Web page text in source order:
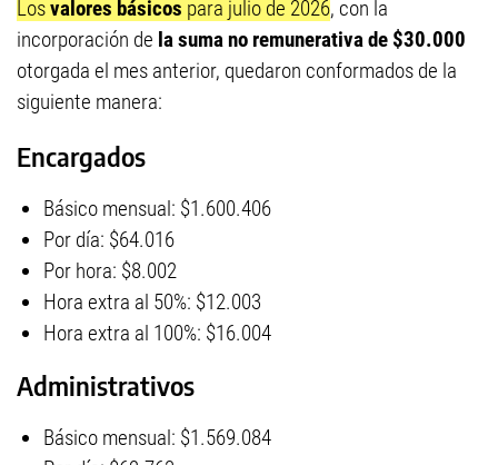
Losvalores básicos para julio de 2026, con la
incorporación de la suma no remunerativa de $30.000
otorgada el mes anterior, quedaron conformados de la
siguiente manera:
Encargados
Básico mensual: $1.600.406
Por día: $64.016
Por hora: $8.002
Hora extra al 50%: $12.003
Hora extra al 100%: $16.004
Administrativos
Básico mensual: $1.569.084